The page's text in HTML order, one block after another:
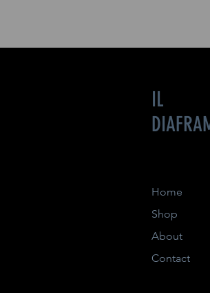
IL
Home
Shop
About
Contact